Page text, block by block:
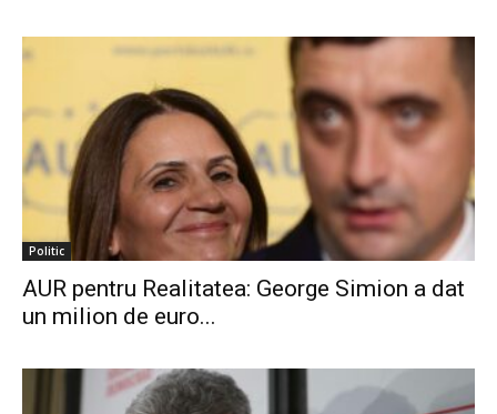
Politic
AUR pentru Realitatea: George Simion a dat
un milion de euro...